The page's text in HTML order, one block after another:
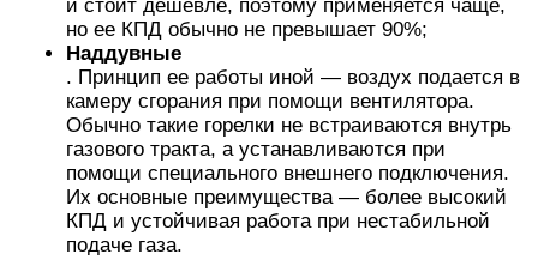
и стоит дешевле, поэтому применяется чаще,
но ее КПД обычно не превышает 90%;
Наддувные
. Принцип ее работы иной — воздух подается в
камеру сгорания при помощи вентилятора.
Обычно такие горелки не встраиваются внутрь
газового тракта, а устанавливаются при
помощи специального внешнего подключения.
Их основные преимущества — более высокий
КПД и устойчивая работа при нестабильной
подаче газа.